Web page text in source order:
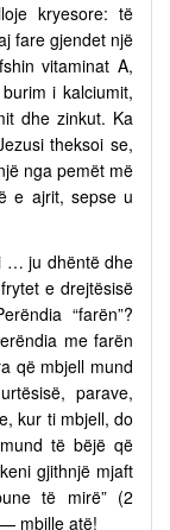
kryesore: të
fare gjendet një
vitaminat A,
i kalciumit,
dhe zinkut. Ka
theksoi se,
nga pemët më
e ajrit, sepse u
… ju dhëntë dhe
e drejtësisë
“farën”?
me farën
që mbjell mund
parave,
kur ti mbjell, do
të bëjë që
gjithnjë mjaft
të mirë” (2
mbille atë!